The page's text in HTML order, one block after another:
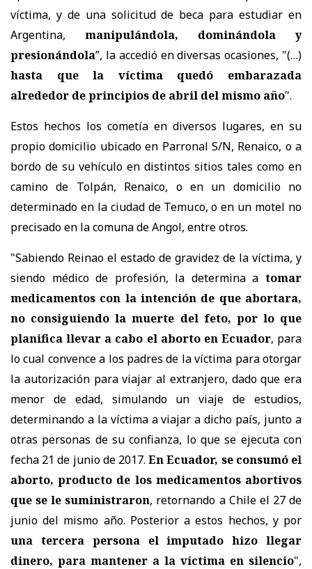
víctima, y de una solicitud de beca para estudiar en
Argentina, manipulándola, dominándola y
presionándola”, la accedió en diversas ocasiones, "(…)
hasta que la víctima quedó embarazada
alrededor de principios de abril del mismo año".
Estos hechos los cometía en diversos lugares, en su
propio domicilio ubicado en Parronal S/N, Renaico, o a
bordo de su vehículo en distintos sitios tales como en
camino de Tolpán, Renaico, o en un domicilio no
determinado en la ciudad de Temuco, o en un motel no
precisado en la comuna de Angol, entre otros.
"Sabiendo Reinao el estado de gravidez de la víctima, y
siendo médico de profesión, la determina a tomar
medicamentos con la intención de que abortara,
no consiguiendo la muerte del feto, por lo que
planifica llevar a cabo el aborto en Ecuador, para
lo cual convence a los padres de la víctima para otorgar
la autorización para viajar al extranjero, dado que era
menor de edad, simulando un viaje de estudios,
determinando a la víctima a viajar a dicho país, junto a
otras personas de su confianza, lo que se ejecuta con
fecha 21 de junio de 2017.En Ecuador, se consumó el
aborto, producto de los medicamentos abortivos
que se le suministraron, retornando a Chile el 27 de
junio del mismo año. Posterior a estos hechos, y por
una tercera persona el imputado hizo llegar
dinero, para mantener a la víctima en silencio",